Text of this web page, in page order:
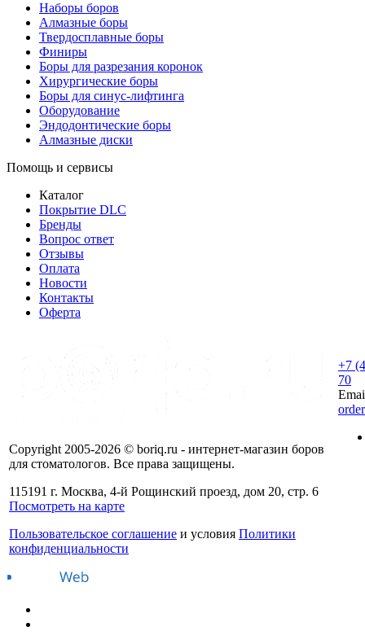
Наборы боров
Алмазные боры
Твердосплавные боры
Финиры
Боры для разрезания коронок
Хирургические боры
Боры для синус-лифтинга
Оборудование
Эндодонтические боры
Алмазные диски
Помощь и сервисы
Каталог
Покрытие DLC
Бренды
Вопрос ответ
Отзывы
Оплата
Новости
Контакты
Оферта
Copyright 2005-2026 © boriq.ru - интернет-магазин боров
для стоматологов. Все права защищены.
115191 г. Москва, 4-й Рощинский проезд, дом 20, стр. 6
Посмотреть на карте
Пользовательское соглашение и условия Политики
конфиденциальности
+7
70